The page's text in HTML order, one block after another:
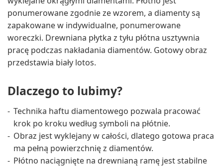
ponumerowane zgodnie ze wzorem, a diamenty są
zapakowane w indywidualne, ponumerowane
woreczki. Drewniana płytka z tyłu płótna usztywnia
pracę podczas nakładania diamentów. Gotowy obraz
przedstawia biały lotos.
Dlaczego to lubimy?
Technika haftu diamentowego pozwala pracować
krok po kroku według symboli na płótnie.
Obraz jest wyklejany w całości, dlatego gotowa praca
ma pełną powierzchnię z diamentów.
Płótno naciągnięte na drewnianą ramę jest stabilne